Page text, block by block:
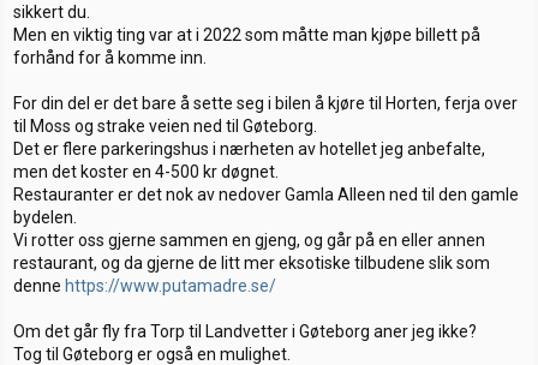
sikkert du.
Men en viktig ting var at i 2022 som måtte man kjøpe billett på
forhånd for å komme inn.
For din del er det bare å sette seg i bilen å kjøre til Horten, ferja over
til Moss og strake veien ned til Gøteborg.
Det er flere parkeringshus i nærheten av hotellet jeg anbefalte,
men det koster en 4-500 kr døgnet.
Restauranter er det nok av nedover Gamla Alleen ned til den gamle
bydelen.
Vi rotter oss gjerne sammen en gjeng, og går på en eller annen
restaurant, og da gjerne de litt mer eksotiske tilbudene slik som
denne https://www.putamadre.se/
Om det går fly fra Torp til Landvetter i Gøteborg aner jeg ikke?
Tog til Gøteborg er også en mulighet.